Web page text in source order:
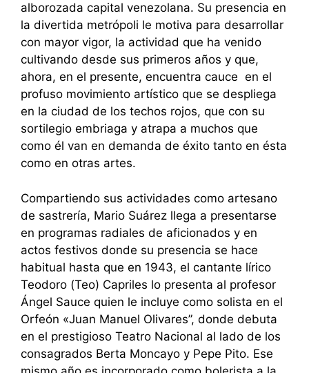
alborozada capital venezolana. Su presencia en
la divertida metrópoli le motiva para desarrollar
con mayor vigor, la actividad que ha venido
cultivando desde sus primeros años y que,
ahora, en el presente, encuentra cauce en el
profuso movimiento artístico que se despliega
en la ciudad de los techos rojos, que con su
sortilegio embriaga y atrapa a muchos que
como él van en demanda de éxito tanto en ésta
como en otras artes.
Compartiendo sus actividades como artesano
de sastrería, Mario Suárez llega a presentarse
en programas radiales de aficionados y en
actos festivos donde su presencia se hace
habitual hasta que en 1943, el cantante lírico
Teodoro (Teo) Capriles lo presenta al profesor
Ángel Sauce quien le incluye como solista en el
Orfeón «Juan Manuel Olivares”, donde debuta
en el prestigioso Teatro Nacional al lado de los
consagrados Berta Moncayo y Pepe Pito. Ese